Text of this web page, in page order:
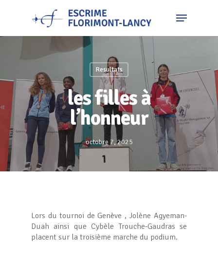
Resultats
les filles à
l’honneur
octobre 7, 2025
Lors du tournoi de Genève , Jolène Agyeman-
Duah ainsi que Cybèle Trouche-Gaudras se
placent sur la troisième marche du podium.